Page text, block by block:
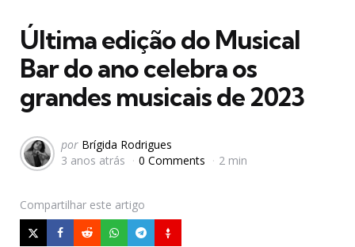
Última edição do Musical
Bar do ano celebra os
grandes musicais de 2023
Postado
por
por Brígida Rodrigues
3 anos atrás
0 Comments 2 min
Compartilhar este artigo